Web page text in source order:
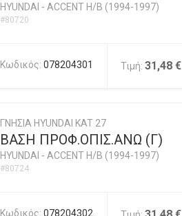
HYUNDAI - ACCENT H/B (1994-1997)
#80720
Κωδικός: 078204301 Τιμή: 31,48 €
ΓΝΗΣΙΑ HYUNDAI KAT 27
ΒΑΣΗ ΠΡΟΦ.ΟΠΙΣ.ΑΝΩ (Γ)
HYUNDAI - ACCENT H/B (1994-1997)
#80724
Κωδικός: 078204302